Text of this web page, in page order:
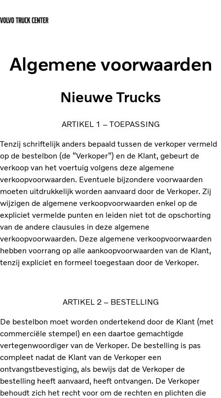
Algemene voorwaarden
Nieuwe Trucks
ARTIKEL 1 – TOEPASSING
Tenzij schriftelijk anders bepaald tussen de verkoper vermeld
op de bestelbon (de “Verkoper”) en de Klant, gebeurt de
verkoop van het voertuig volgens deze algemene
verkoopvoorwaarden. Eventuele bijzondere voorwaarden
moeten uitdrukkelijk worden aanvaard door de Verkoper. Zij
wijzigen de algemene verkoopvoorwaarden enkel op de
expliciet vermelde punten en leiden niet tot de opschorting
van de andere clausules in deze algemene
verkoopvoorwaarden. Deze algemene verkoopvoorwaarden
hebben voorrang op alle aankoopvoorwaarden van de Klant,
tenzij expliciet en formeel toegestaan door de Verkoper.
ARTIKEL 2 – BESTELLING
De bestelbon moet worden ondertekend door de Klant (met
commerciële stempel) en een daartoe gemachtigde
vertegenwoordiger van de Verkoper. De bestelling is pas
compleet nadat de Klant van de Verkoper een
ontvangstbevestiging, als bewijs dat de Verkoper de
bestelling heeft aanvaard, heeft ontvangen. De Verkoper
behoudt zich het recht voor om de rechten en plichten die